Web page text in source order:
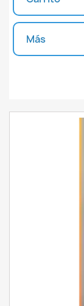
INICIAR
Más